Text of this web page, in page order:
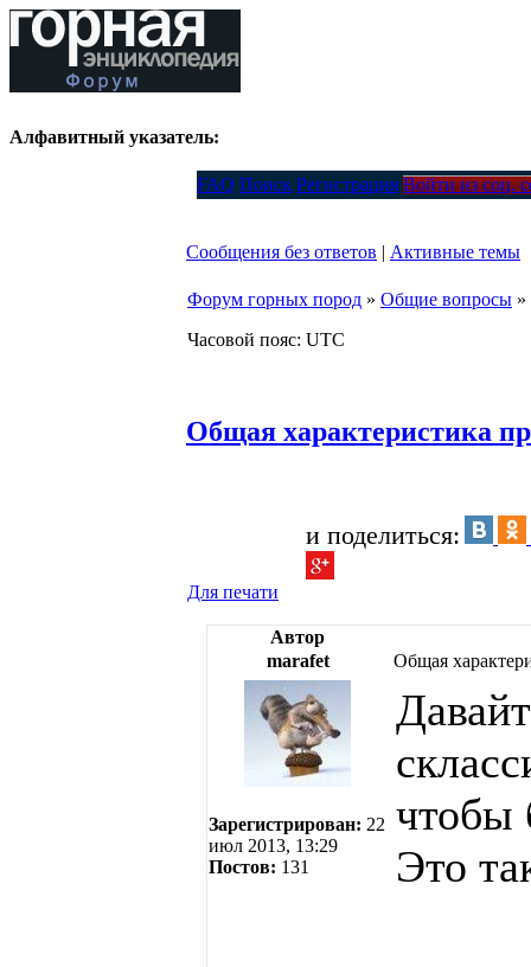
Алфавитный указатель:
FAQ Поиск Регистрация Войти из соц.
Сообщения без ответов | Активные темы
Форум горных пород » Общие вопросы »
Часовой пояс: UTC
Общая характеристика
и поделиться:
Для печати
Автор
marafet
Общая
Зарегистрирован: 22
июл 2013, 13:29
Постов: 131
чтобы
Это